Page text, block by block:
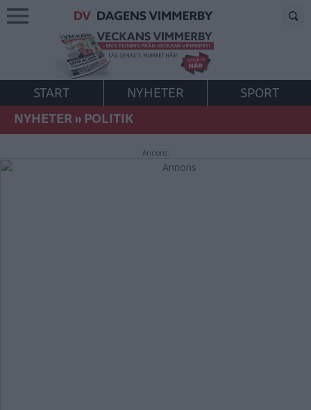
START NYHETER
SPORT
NYHETER»POLITIK
Annons: